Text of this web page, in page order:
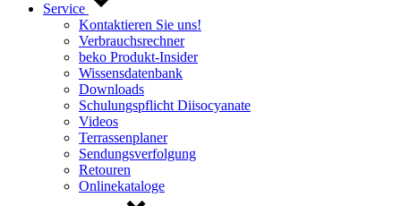
Service
Kontaktieren Sie uns!
Verbrauchsrechner
beko Produkt-Insider
Wissensdatenbank
Downloads
Schulungspflicht Diisocyanate
Videos
Terrassenplaner
Sendungsverfolgung
Retouren
Onlinekataloge